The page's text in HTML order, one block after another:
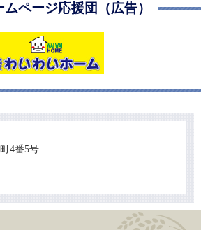
ページ応援団（広告）
4番5号